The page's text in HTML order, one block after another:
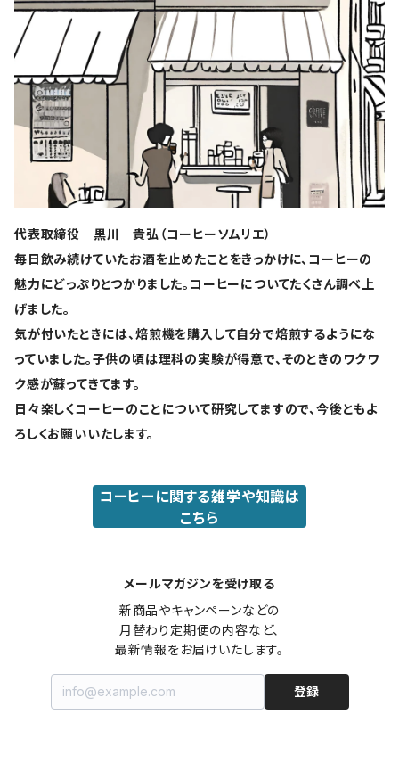
代表取締役 黒川 貴弘（コーヒーソムリエ）
毎日飲み続けていたお酒を止めたことをきっかけに、コーヒーの
魅力にどっぷりとつかりました。コーヒーについてたくさん調べ上
げました。
気が付いたときには、焙煎機を購入して自分で焙煎するようにな
っていました。子供の頃は理科の実験が得意で、そのときのワクワ
ク感が蘇ってきてます。
日々楽しくコーヒーのことについて研究してますので、今後ともよ
ろしくお願いいたします。
コーヒーに関する雑学や知識は
こちら
メールマガジンを受け取る
新商品やキャンペーンなどの
月替わり定期便の内容など、
最新情報をお届けいたします。
登録